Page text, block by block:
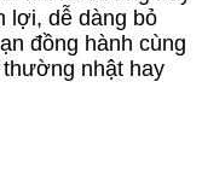
lợi, dễ dàng bỏ
đồng hành cùng
nhật hay